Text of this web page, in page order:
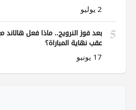
2 يوليو
5
بعد فوز النرويج.. ماذا فعل
عقب نهاية المباراة؟
17 يونيو